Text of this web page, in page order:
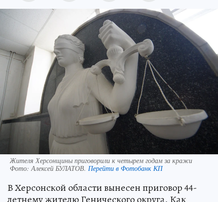
Жителя Херсонщины приговорили к четырем годам за кражи
Фото: Алексей БУЛАТОВ. Перейти в Фотобанк КП
В Херсонской области вынесен приговор 44-
летнему жителю Генического округа. Как